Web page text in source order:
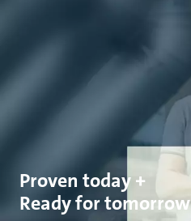
Proven today +
Ready for tomorrow